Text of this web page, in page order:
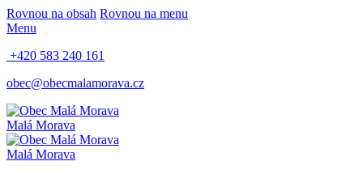
Rovnou na obsah Rovnou na menu
Menu
+420 583 240 161
obec@obecmalamorava.cz
Malá Morava
Malá Morava